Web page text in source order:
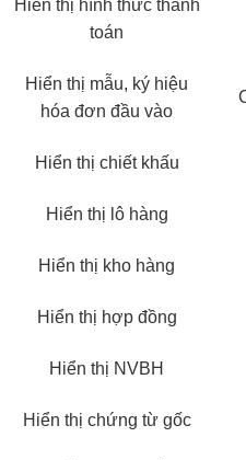
Hiển thị hình thức thanh
toán
Hiển thị mẫu, ký hiệu
hóa đơn đầu vào
Hiển thị chiết khấu
Hiển thị lô hàng
Hiển thị kho hàng
Hiển thị hợp đồng
Hiển thị NVBH
Hiển thị chứng từ gốc